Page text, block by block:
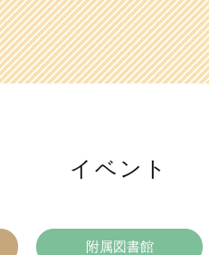
イベント
附属図書館